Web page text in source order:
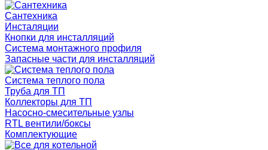
Сантехника
Инсталяции
Кнопки для инсталляций
Система монтажного профиля
Запасные части для инсталляций
Система теплого пола
Труба для ТП
Коллекторы для ТП
Насосно-смесительные узлы
RTL вентили/боксы
Комплектующие